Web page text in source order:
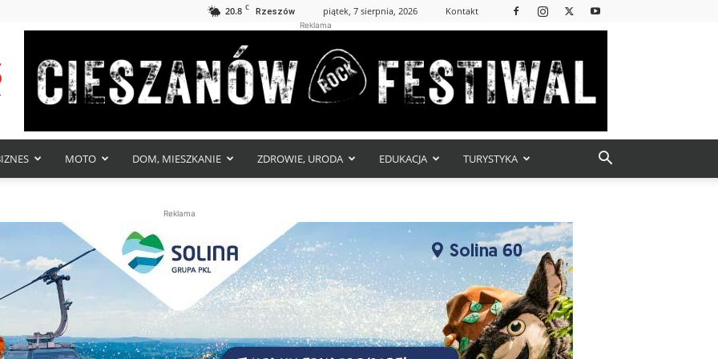
20.8 C Rzeszów piątek, 7 sierpnia, 2026 Kontakt
Reklama
MOTO DOM, MIESZKANIE ZDROWIE, URODA EDUKACJA TURYSTYKA
Reklama